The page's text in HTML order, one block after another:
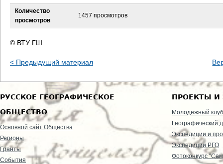
Количество
просмотров
1457 просмотров
© ВТУ ГШ
< Предыдущий материал
РУССКОЕ ГЕОГРАФИЧЕСКОЕ
ОБЩЕСТВО
Основной сайт Общества
Регионы
Гранты
События
ПРОЕКТЫ И
Молодежный клуб
Географический
Экспедиции и
Экспедиции РГО
Фотоконкурс